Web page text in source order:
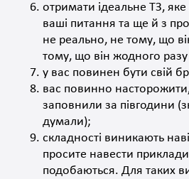
отримати ідеальне ТЗ, яке
ваші питання та ще й з
не реально, не тому, що
тому, що він жодного
у вас повинен бути свій
вас повинно
заповнили за півгодини
думали);
складності виникають
просите навести приклади
подобаються. Для таких